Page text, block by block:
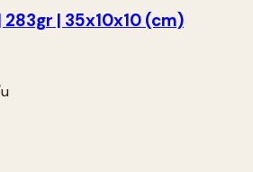
283gr | 35x10x10 (cm)